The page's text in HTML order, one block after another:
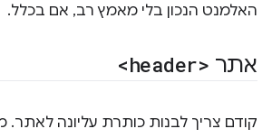
האלמנט הנכון בלי מאמץ רב, אם בכלל.
אתר <header>
קודם צריך לבנות כותרת עליונה לאתר.